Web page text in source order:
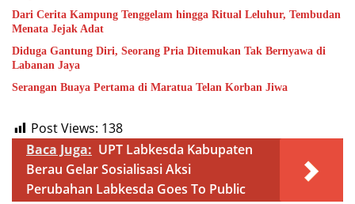
Dari Cerita Kampung Tenggelam hingga Ritual Leluhur, Tembudan
Menata Jejak Adat
Diduga Gantung Diri, Seorang Pria Ditemukan Tak Bernyawa di
Labanan Jaya
Serangan Buaya Pertama di Maratua Telan Korban Jiwa
Post Views: 138
Baca Juga: UPT Labkesda Kabupaten
Berau Gelar Sosialisasi Aksi
Perubahan Labkesda Goes To Public